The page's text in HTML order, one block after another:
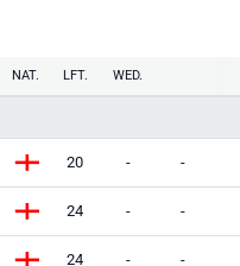
NAT. LFT. WED.
20 - -
24 - -
24 - -